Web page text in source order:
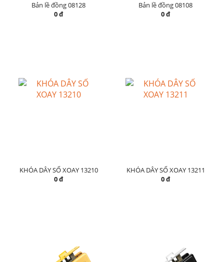
Bản lề đồng 08128
0 đ
Bản lề đồng 08108
0 đ
KHÓA DÂY SỐ XOAY 13210
0 đ
KHÓA DÂY SỐ XOAY 13211
0 đ